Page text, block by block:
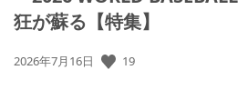
狂が蘇る【特集】
公
2026年7月16日 19